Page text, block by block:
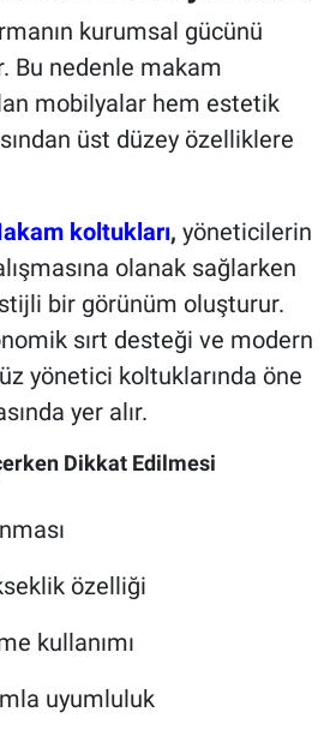
kurumsal gücünü
Bu nedenle makam
mobilyalar hem estetik
üst düzey özelliklere
koltukları, yöneticilerin
olanak sağlarken
bir görünüm oluşturur.
sırt desteği ve modern
yönetici koltuklarında öne
yer alır.
Dikkat Edilmesi
özelliği
kullanımı
uyumluluk